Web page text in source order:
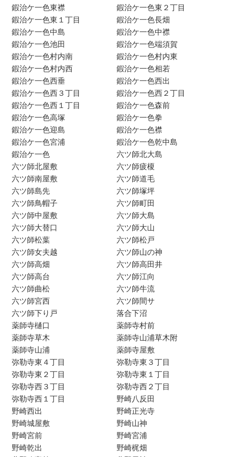
鍜治ケ一色東襟
鍜治ケ一色東２丁目
鍜治ケ一色東１丁目
鍜治ケ一色長畑
鍜治ケ一色中島
鍜治ケ一色中襟
鍜治ケ一色池田
鍜治ケ一色端須賀
鍜治ケ一色村内南
鍜治ケ一色村内東
鍜治ケ一色村内西
鍜治ケ一色相若
鍜治ケ一色西垂
鍜治ケ一色西出
鍜治ケ一色西３丁目
鍜治ケ一色西２丁目
鍜治ケ一色西１丁目
鍜治ケ一色森前
鍜治ケ一色高塚
鍜治ケ一色拳
鍜治ケ一色迎島
鍜治ケ一色襟
鍜治ケ一色宮浦
鍜治ケ一色乾中島
鍜治ケ一色
六ツ師北大島
六ツ師北屋敷
六ツ師疲榎
六ツ師南屋敷
六ツ師道毛
六ツ師島先
六ツ師塚坪
六ツ師鳥帽子
六ツ師町田
六ツ師中屋敷
六ツ師大島
六ツ師大替口
六ツ師大山
六ツ師松葉
六ツ師松戸
六ツ師女夫越
六ツ師山の神
六ツ師高畑
六ツ師高田井
六ツ師高台
六ツ師江向
六ツ師曲松
六ツ師牛流
六ツ師宮西
六ツ師間サ
六ツ師下り戸
落合下沼
薬師寺樋口
薬師寺村前
薬師寺草木
薬師寺山浦草木附
薬師寺山浦
薬師寺屋敷
弥勒寺東４丁目
弥勒寺東３丁目
弥勒寺東２丁目
弥勒寺東１丁目
弥勒寺西３丁目
弥勒寺西２丁目
弥勒寺西１丁目
野崎八反田
野崎西出
野崎正光寺
野崎城屋敷
野崎山神
野崎宮前
野崎宮浦
野崎乾出
野崎梶畑